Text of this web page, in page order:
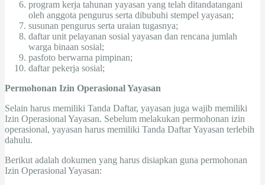
program kerja tahunan yayasan yang telah ditandatangani
oleh anggota pengurus serta dibubuhi stempel yayasan;
susunan pengurus serta uraian tugasnya;
daftar unit pelayanan sosial yayasan dan rencana jumlah
warga binaan sosial;
pasfoto berwarna pimpinan;
daftar pekerja sosial;
Permohonan Izin Operasional Yayasan
Selain harus memiliki Tanda Daftar, yayasan juga wajib memiliki
Izin Operasional Yayasan. Sebelum melakukan permohonan izin
operasional, yayasan harus memiliki Tanda Daftar Yayasan terlebih
dahulu.
Berikut adalah dokumen yang harus disiapkan guna permohonan
Izin Operasional Yayasan: